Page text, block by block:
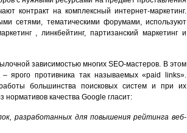
контракт на комплексный интернет-маркетинг.
сетями, тематическими форумами, используют
, линкбейтинг, партизанский маркетинг и
зависимостью многих SEO-мастеров. В этом
ярого противника так называемых «paid links».
большинства поисковых систем и при их
качества Google гласит:
разработанных для повышения рейтинга веб-